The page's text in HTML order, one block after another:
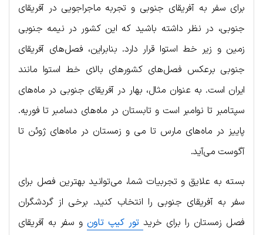
برای سفر به آفریقای جنوبی و تجربه ماجراجویی در آفریقای
جنوبی، در نظر داشته باشید که این کشور در نیمه جنوبی
زمین و زیر خط استوا قرار دارد. بنابراین، فصل‌های آفریقای
جنوبی برعکس فصل‌های کشورهای بالای خط استوا مانند
ایران است. به عنوان مثال، بهار در آفریقای جنوبی در ماه‌های
سپتامبر تا نوامبر است و تابستان در ماه‌های دسامبر تا فوریه.
پاییز در ماه‌های مارس تا می و زمستان در ماه‌های ژوئن تا
آگوست می‌آید.
بسته به علایق و تجربیات شما، می‌توانید بهترین فصل برای
سفر به آفریقای جنوبی را انتخاب کنید. برخی از گردشگران
فصل زمستان را برای خریدتور کیپ تاون و سفر به آفریقای